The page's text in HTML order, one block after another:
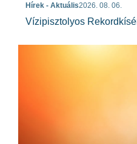
Hírek - Aktuális2026. 08. 06.
Vízipisztolyos